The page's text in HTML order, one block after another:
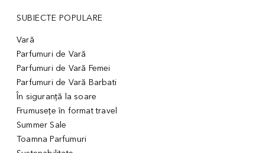
SUBIECTE POPULARE
Vară
Parfumuri de Vară
Parfumuri de Vară Femei
Parfumuri de Vară Barbati
În siguranță la soare
Frumusețe în format travel
Summer Sale
Toamna Parfumuri